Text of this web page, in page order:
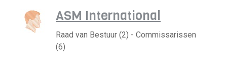
ASM International
Raad van Bestuur (2) - Commissarissen
(6)